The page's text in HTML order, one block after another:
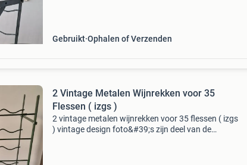
Gebruikt Ophalen of Verzenden
2 Vintage Metalen Wijnrekken voor 35
Flessen ( izgs )
2 vintage metalen wijnrekken voor 35 flessen ( izgs
) vintage design foto&#39;s zijn deel van de